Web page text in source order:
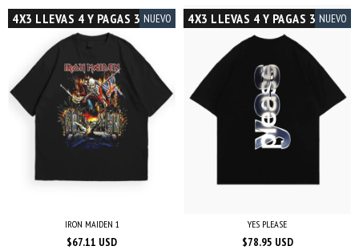
4X3 LLEVAS 4 Y PAGAS 3 NUEVO
IRON MAIDEN 1
$67.11 USD
4X3 LLEVAS 4 Y PAGAS 3 NUEVO
YES PLEASE
$78.95 USD